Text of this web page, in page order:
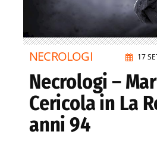
17
NECROLOGI
Necrologi –
Cericola in La
anni 94